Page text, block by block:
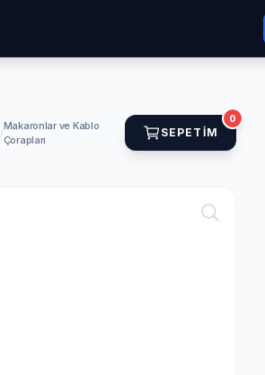
/
Makaronlar ve Kablo
Çorapları
SEPETIM
0